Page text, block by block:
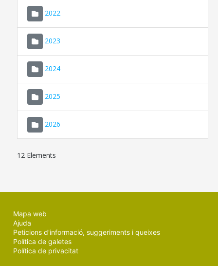
2022
2023
2024
2025
2026
12 Elements
Mapa web
Ajuda
Peticions d'informació, suggeriments i queixes
Política de galetes
Política de privacitat